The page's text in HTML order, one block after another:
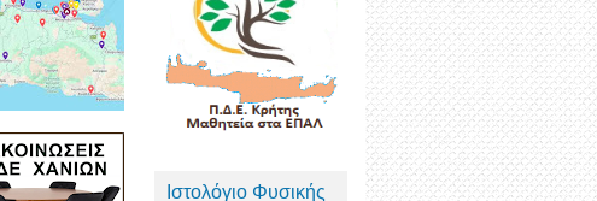
Ιστολόγιο Φυσικής